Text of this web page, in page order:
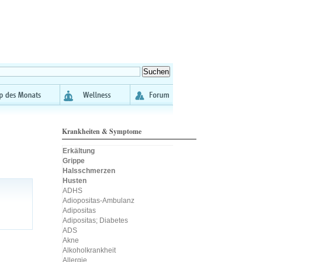
Krankheiten & Symptome
Erkältung
Grippe
Halsschmerzen
Husten
ADHS
Adiopositas-Ambulanz
Adipositas
Adipositas; Diabetes
ADS
Akne
Alkoholkrankheit
Allergie